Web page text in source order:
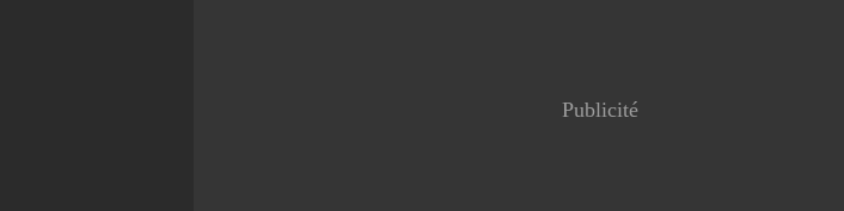
Publicité